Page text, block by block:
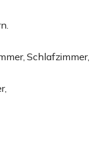
Schlafzimmer,